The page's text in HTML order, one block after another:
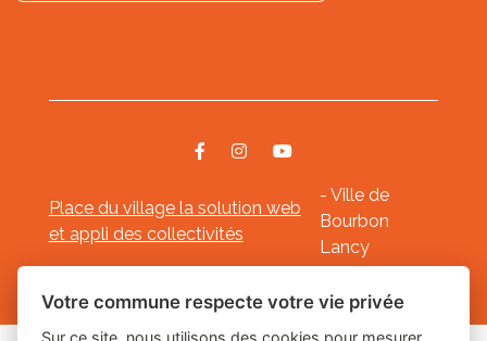
Place du village la solution web
et appli des collectivités
- Ville de
Bourbon
Lancy
Mentions légales-- Gestion des cookies
Votre commune respecte votre vie privée
Sur ce site, nous utilisons des cookies pour mesurer